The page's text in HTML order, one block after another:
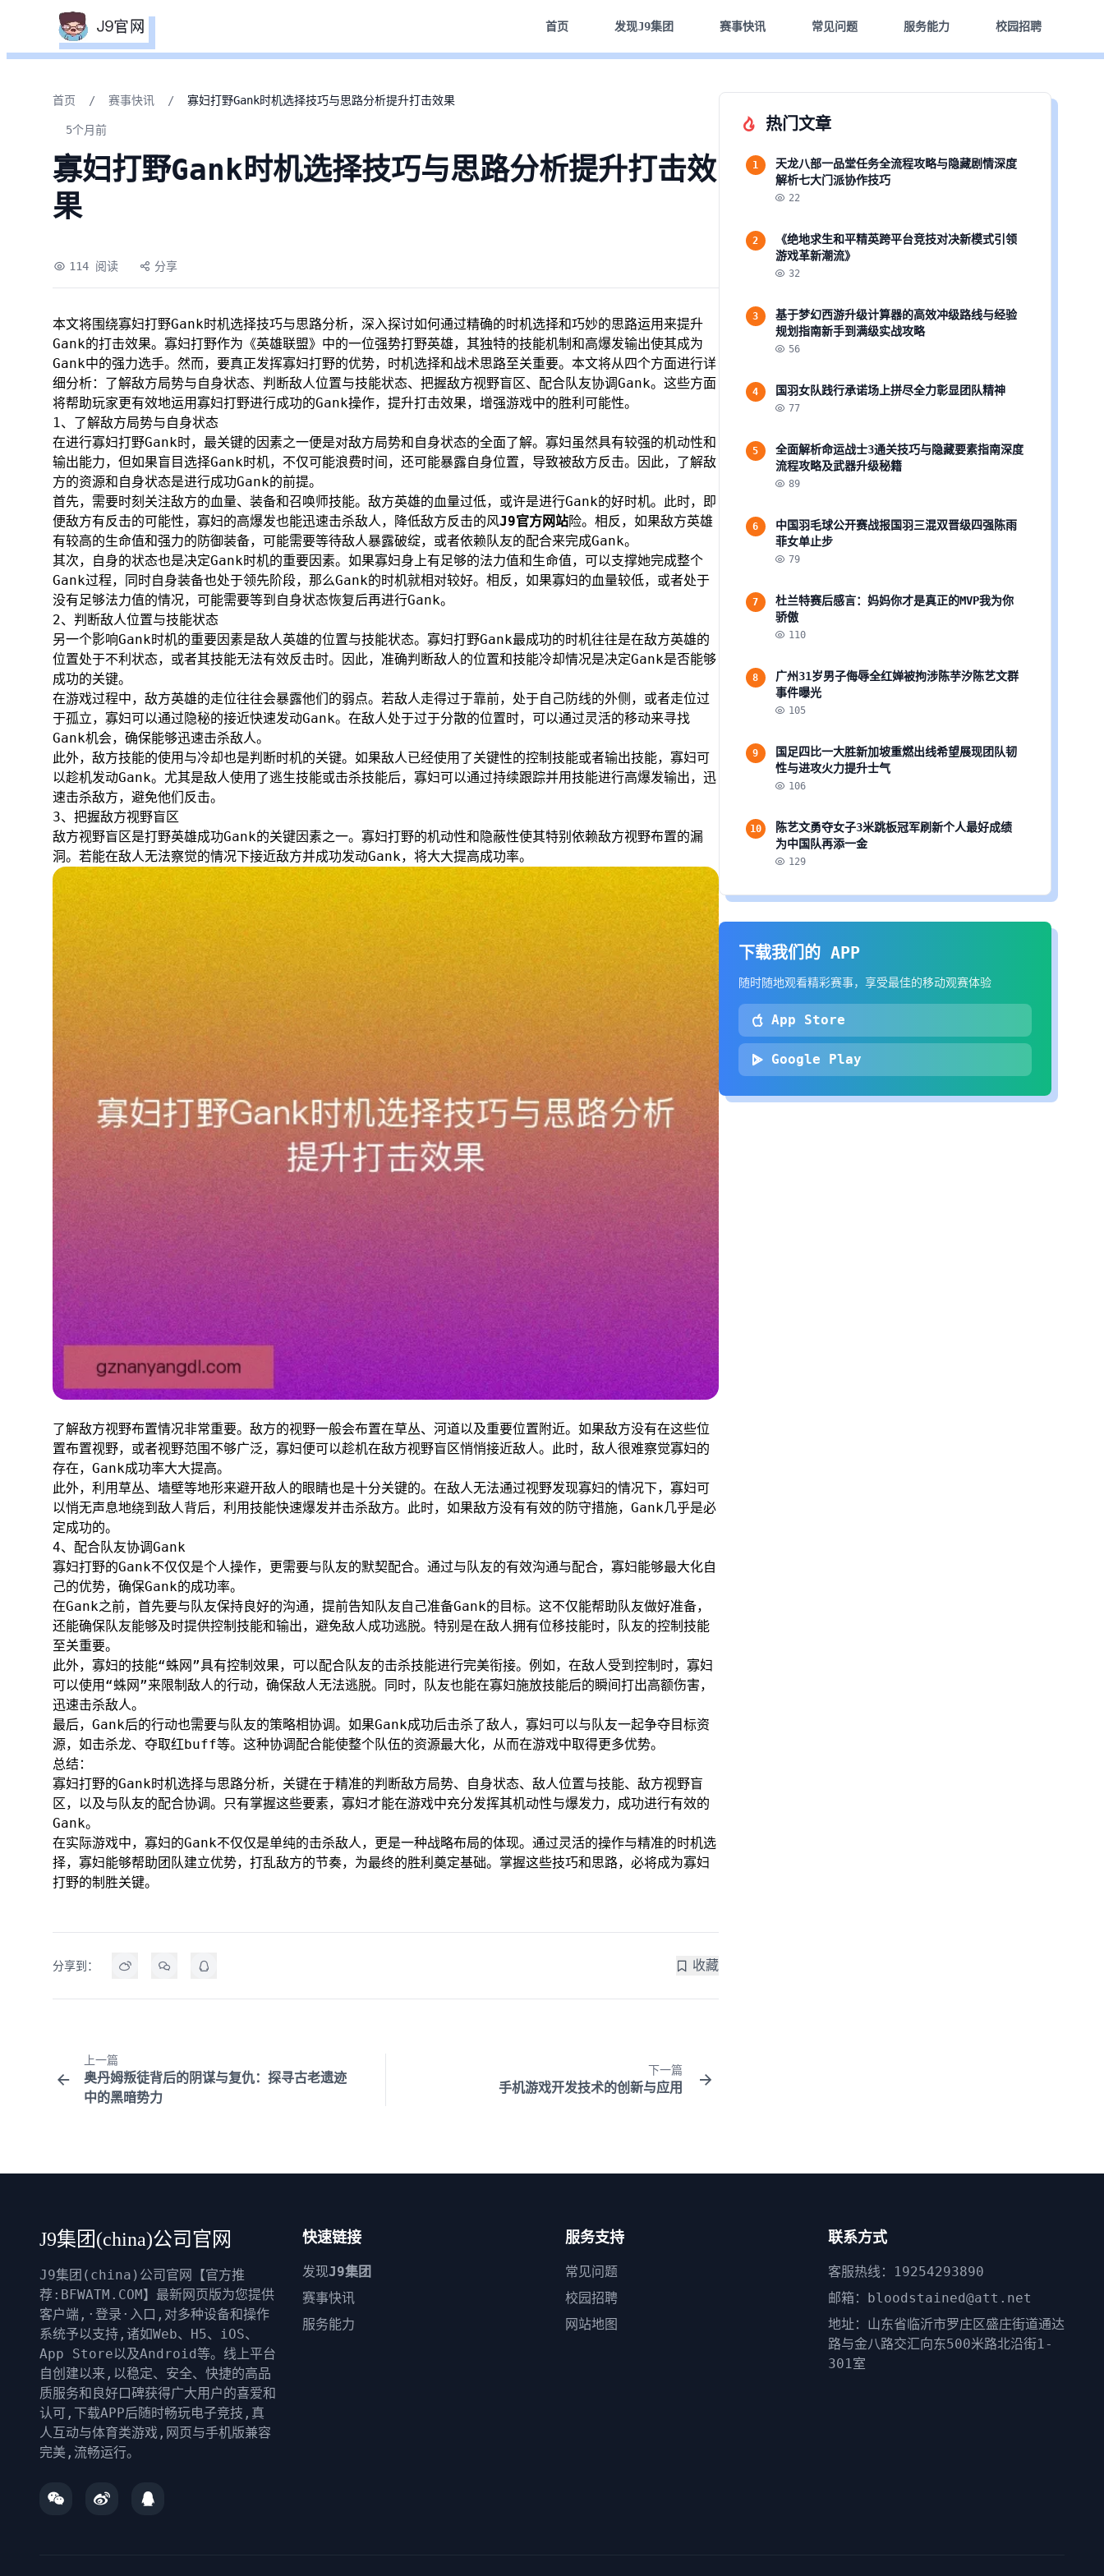
首页 发现J9集团 赛事快讯 常见问题 服务能力 校园招聘
首页 / 赛事快讯 / 寡妇打野Gank时机选择技巧与思路分析提升打击效果
5个月前
寡妇打野Gank时机选择技巧与思路分析提升打击效
果
114 阅读 分享
本文将围绕寡妇打野Gank时机选择技巧与思路分析，深入探讨如何通过精确的时机选择和巧妙的思路运用来提升
Gank的打击效果。寡妇打野作为《英雄联盟》中的一位强势打野英雄，其独特的技能机制和高爆发输出使其成为
Gank中的强力选手。然而，要真正发挥寡妇打野的优势，时机选择和战术思路至关重要。本文将从四个方面进行详
细分析：了解敌方局势与自身状态、判断敌人位置与技能状态、把握敌方视野盲区、配合队友协调Gank。这些方面
将帮助玩家更有效地运用寡妇打野进行成功的Gank操作，提升打击效果，增强游戏中的胜利可能性。
1、了解敌方局势与自身状态
在进行寡妇打野Gank时，最关键的因素之一便是对敌方局势和自身状态的全面了解。寡妇虽然具有较强的机动性和
输出能力，但如果盲目选择Gank时机，不仅可能浪费时间，还可能暴露自身位置，导致被敌方反击。因此，了解敌
方的资源和自身状态是进行成功Gank的前提。
首先，需要时刻关注敌方的血量、装备和召唤师技能。敌方英雄的血量过低，或许是进行Gank的好时机。此时，即
便敌方有反击的可能性，寡妇的高爆发也能迅速击杀敌人，降低敌方反击的风J9官方网站险。相反，如果敌方英雄
有较高的生命值和强力的防御装备，可能需要等待敌人暴露破绽，或者依赖队友的配合来完成Gank。
其次，自身的状态也是决定Gank时机的重要因素。如果寡妇身上有足够的法力值和生命值，可以支撑她完成整个
Gank过程，同时自身装备也处于领先阶段，那么Gank的时机就相对较好。相反，如果寡妇的血量较低，或者处于
没有足够法力值的情况，可能需要等到自身状态恢复后再进行Gank。
2、判断敌人位置与技能状态
另一个影响Gank时机的重要因素是敌人英雄的位置与技能状态。寡妇打野Gank最成功的时机往往是在敌方英雄的
位置处于不利状态，或者其技能无法有效反击时。因此，准确判断敌人的位置和技能冷却情况是决定Gank是否能够
成功的关键。
在游戏过程中，敌方英雄的走位往往会暴露他们的弱点。若敌人走得过于靠前，处于自己防线的外侧，或者走位过
于孤立，寡妇可以通过隐秘的接近快速发动Gank。在敌人处于过于分散的位置时，可以通过灵活的移动来寻找
Gank机会，确保能够迅速击杀敌人。
此外，敌方技能的使用与冷却也是判断时机的关键。如果敌人已经使用了关键性的控制技能或者输出技能，寡妇可
以趁机发动Gank。尤其是敌人使用了逃生技能或击杀技能后，寡妇可以通过持续跟踪并用技能进行高爆发输出，迅
速击杀敌方，避免他们反击。
3、把握敌方视野盲区
敌方视野盲区是打野英雄成功Gank的关键因素之一。寡妇打野的机动性和隐蔽性使其特别依赖敌方视野布置的漏
洞。若能在敌人无法察觉的情况下接近敌方并成功发动Gank，将大大提高成功率。
了解敌方视野布置情况非常重要。敌方的视野一般会布置在草丛、河道以及重要位置附近。如果敌方没有在这些位
置布置视野，或者视野范围不够广泛，寡妇便可以趁机在敌方视野盲区悄悄接近敌人。此时，敌人很难察觉寡妇的
存在，Gank成功率大大提高。
此外，利用草丛、墙壁等地形来避开敌人的眼睛也是十分关键的。在敌人无法通过视野发现寡妇的情况下，寡妇可
以悄无声息地绕到敌人背后，利用技能快速爆发并击杀敌方。此时，如果敌方没有有效的防守措施，Gank几乎是必
定成功的。
4、配合队友协调Gank
寡妇打野的Gank不仅仅是个人操作，更需要与队友的默契配合。通过与队友的有效沟通与配合，寡妇能够最大化自
己的优势，确保Gank的成功率。
在Gank之前，首先要与队友保持良好的沟通，提前告知队友自己准备Gank的目标。这不仅能帮助队友做好准备，
还能确保队友能够及时提供控制技能和输出，避免敌人成功逃脱。特别是在敌人拥有位移技能时，队友的控制技能
至关重要。
此外，寡妇的技能“蛛网”具有控制效果，可以配合队友的击杀技能进行完美衔接。例如，在敌人受到控制时，寡妇
可以使用“蛛网”来限制敌人的行动，确保敌人无法逃脱。同时，队友也能在寡妇施放技能后的瞬间打出高额伤害，
迅速击杀敌人。
最后，Gank后的行动也需要与队友的策略相协调。如果Gank成功后击杀了敌人，寡妇可以与队友一起争夺目标资
源，如击杀龙、夺取红buff等。这种协调配合能使整个队伍的资源最大化，从而在游戏中取得更多优势。
总结：
寡妇打野的Gank时机选择与思路分析，关键在于精准的判断敌方局势、自身状态、敌人位置与技能、敌方视野盲
区，以及与队友的配合协调。只有掌握这些要素，寡妇才能在游戏中充分发挥其机动性与爆发力，成功进行有效的
Gank。
在实际游戏中，寡妇的Gank不仅仅是单纯的击杀敌人，更是一种战略布局的体现。通过灵活的操作与精准的时机选
择，寡妇能够帮助团队建立优势，打乱敌方的节奏，为最终的胜利奠定基础。掌握这些技巧和思路，必将成为寡妇
打野的制胜关键。
分享到： 收藏
上一篇
奥丹姆叛徒背后的阴谋与复仇：探寻古老遗迹
中的黑暗势力
下一篇
手机游戏开发技术的创新与应用
热门文章
1
天龙八部一品堂任务全流程攻略与隐藏剧情深度
解析七大门派协作技巧
22
2
《绝地求生和平精英跨平台竞技对决新模式引领
游戏革新潮流》
32
3
基于梦幻西游升级计算器的高效冲级路线与经验
规划指南新手到满级实战攻略
56
4 国羽女队践行承诺场上拼尽全力彰显团队精神
77
5
全面解析命运战士3通关技巧与隐藏要素指南深度
流程攻略及武器升级秘籍
89
6
中国羽毛球公开赛战报国羽三混双晋级四强陈雨
菲女单止步
79
7
杜兰特赛后感言：妈妈你才是真正的MVP我为你
骄傲
110
8
广州31岁男子侮辱全红婵被拘涉陈芋汐陈艺文群
事件曝光
105
9
国足四比一大胜新加坡重燃出线希望展现团队韧
性与进攻火力提升士气
106
10
陈艺文勇夺女子3米跳板冠军刷新个人最好成绩
为中国队再添一金
129
下载我们的 APP
随时随地观看精彩赛事，享受最佳的移动观赛体验
App Store
Google Play
J9集团(china)公司官网
J9集团(china)公司官网【官方推
荐:BFWATM.COM】最新网页版为您提供
客户端,·登录·入口,对多种设备和操作
系统予以支持,诸如Web、H5、iOS、
App Store以及Android等。线上平台
自创建以来,以稳定、安全、快捷的高品
质服务和良好口碑获得广大用户的喜爱和
认可,下载APP后随时畅玩电子竞技,真
人互动与体育类游戏,网页与手机版兼容
完美,流畅运行。
快速链接
发现J9集团
赛事快讯
服务能力
服务支持
常见问题
校园招聘
网站地图
联系方式
客服热线：19254293890
邮箱：bloodstained@att.net
地址：山东省临沂市罗庄区盛庄街道通达
路与金八路交汇向东500米路北沿街1-
301室